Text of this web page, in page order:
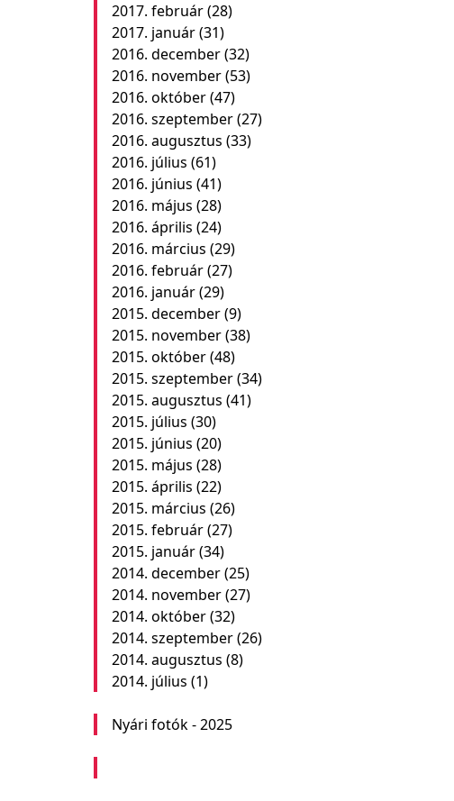
2017. február(28)
2017. január(31)
2016. december(32)
2016. november(53)
2016. október(47)
2016. szeptember(27)
2016. augusztus (33)
2016. július (61)
2016. június (41)
2016. május (28)
2016. április (24)
2016. március (29)
2016. február(27)
2016. január(29)
2015. december(9)
2015. november(38)
2015. október(48)
2015. szeptember(34)
2015. augusztus (41)
2015. július (30)
2015. június (20)
2015. május (28)
2015. április (22)
2015. március (26)
2015. február(27)
2015. január(34)
2014. december(25)
2014. november(27)
2014. október(32)
2014. szeptember(26)
2014. augusztus (8)
2014. július (1)
Nyári fotók - 2025